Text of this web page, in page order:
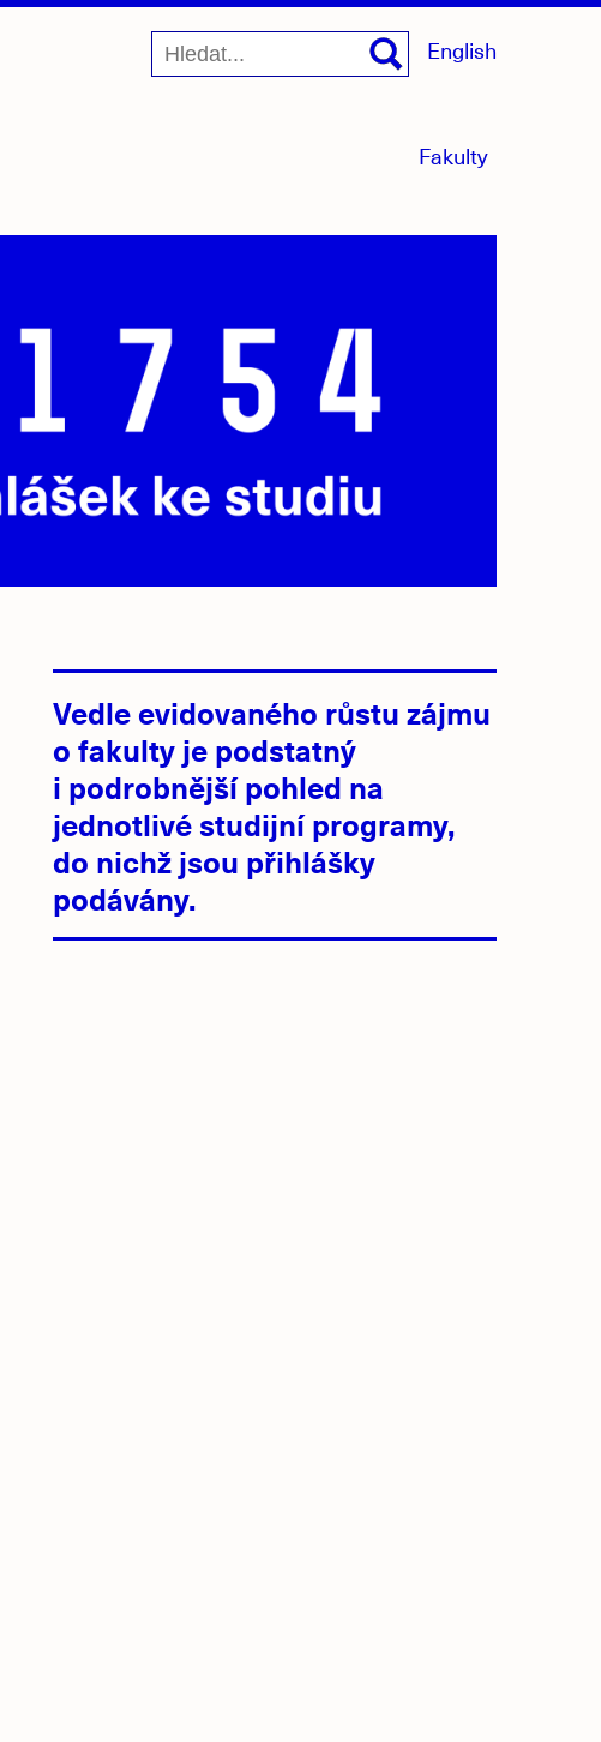
Fakultymenu
English
Vedle evidovaného růstu zájmu
o fakulty je podstatný
i podrobnější pohled na
jednotlivé studijní programy,
do nichž jsou přihlášky
podávány.